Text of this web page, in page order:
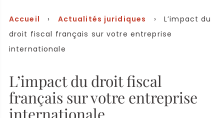
Accueil › Actualités juridiques
› L’impact du
droit fiscal français sur votre entreprise
internationale
L’impact du droit fiscal
français sur votre entreprise